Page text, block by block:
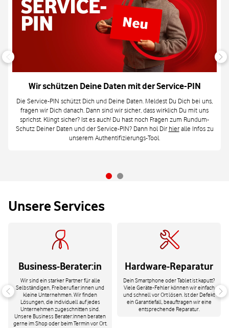
Wir schützen Deine Daten mit der Service-PIN
Die Service-PIN schützt Dich und Deine Daten. Meldest Du Dich bei uns,
fragen wir Dich danach. Dann sind wir sicher, dass wirklich Du mit uns
sprichst. Klingt sicher? Ist es auch! Du hast noch Fragen zum Rundum-
Schutz Deiner Daten und der Service-PIN? Dann hol Dir hieralle Infos zu
unserem Authentifizierungs-Tool.
Unsere Services
Business-Berater:in
Wir sind ein starker Partner für alle
Selbständigen, Freiberufler:innen und
kleine Unternehmen. Wir finden
Lösungen, die individuell auf jedes
Unternehmen zugeschnitten sind.
Unsere Business Berater:innen beraten
gerne im Shop oder beim Termin vor Ort.
Hardware-Reparatur
Dein Smartphone oder Tablet ist kaputt?
Viele Geräte-Fehler können wir einfach
und schnell vor Ort lösen. Ist der Defekt
ein Garantiefall, beauftragen wir eine
entsprechende Reparatur.